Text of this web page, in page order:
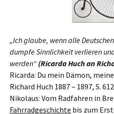
„Ich glaube, wenn alle
dumpfe Sinnlichkeit verlieren
werden“ (Ricarda Huch an
Ricarda: Du mein Dämon, meine
Richard Huch 1887 – 1897, S.
Nikolaus: Vom Radfahren in
Fahrradgeschichte bis zum